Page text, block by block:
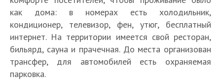
как дома: в номерах есть холодильник,
кондиционер, телевизор, фен, утюг, бесплатный
интернет. На территории имеется свой ресторан,
бильярд, сауна и прачечная. До места организован
трансфер, для автомобилей есть охраняемая
парковка.